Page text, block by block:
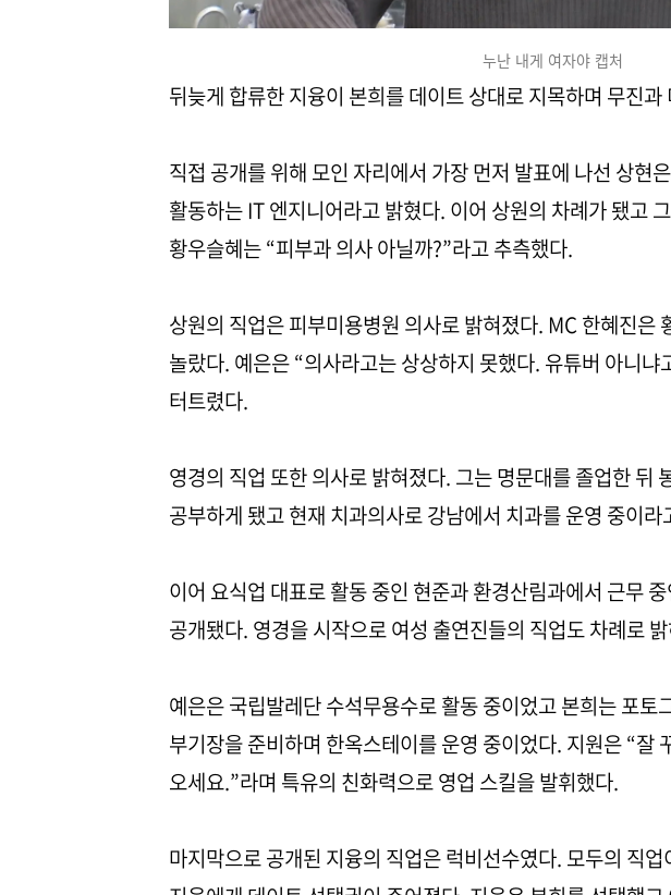
누난 내게 여자야 캡처
뒤늦게 합류한 지융이 본희를 데이트 상대로 지목하며 무진
직접 공개를 위해 모인 자리에서 가장 먼저 발표에 나선 상현
활동하는 IT 엔지니어라고 밝혔다. 이어 상원의 차례가 됐고
황우슬혜는 “피부과 의사 아닐까?”라고 추측했다.
상원의 직업은 피부미용병원 의사로 밝혀졌다. MC 한혜진은
놀랐다. 예은은 “의사라고는 상상하지 못했다. 유튜버 아니
터트렸다.
영경의 직업 또한 의사로 밝혀졌다. 그는 명문대를 졸업한 뒤
공부하게 됐고 현재 치과의사로 강남에서 치과를 운영 중이라
이어 요식업 대표로 활동 중인 현준과 환경산림과에서 근무
공개됐다. 영경을 시작으로 여성 출연진들의 직업도 차례로
예은은 국립발레단 수석무용수로 활동 중이었고 본희는 포토
부기장을 준비하며 한옥스테이를 운영 중이었다. 지원은 “잘
오세요.”라며 특유의 친화력으로 영업 스킬을 발휘했다.
마지막으로 공개된 지융의 직업은 럭비선수였다. 모두의 직